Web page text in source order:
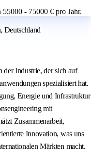
- 75000 € pro Jahr.
Deutschland
der Industrie, der sich auf
spezialisiert hat.
Energie und Infrastruktur
mit
Zusammenarbeit,
Innovation, was uns
Märkten macht.